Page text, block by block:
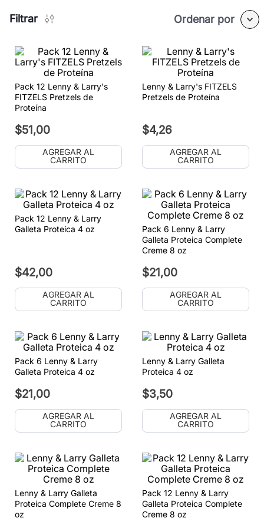
Filtrar Ordenar por
Pack 12 Lenny & Larry's
FITZELS Pretzels de
Proteína
$51,00
AGREGAR AL
CARRITO
Lenny & Larry's FITZELS
Pretzels de Proteína
$4,26
AGREGAR AL
CARRITO
Pack 12 Lenny & Larry
Galleta Proteica 4 oz
$42,00
AGREGAR AL
CARRITO
Pack 6 Lenny & Larry
Galleta Proteica Complete
Creme 8 oz
$21,00
AGREGAR AL
CARRITO
Pack 6 Lenny & Larry
Galleta Proteica 4 oz
$21,00
AGREGAR AL
CARRITO
Lenny & Larry Galleta
Proteica 4 oz
$3,50
AGREGAR AL
CARRITO
Lenny & Larry Galleta
Proteica Complete Creme 8
oz
Pack 12 Lenny & Larry
Galleta Proteica Complete
Creme 8 oz